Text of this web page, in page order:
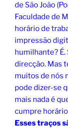
de São João
Faculdade de
horário de
impressão
humilhante?
direcção. Mas
muitos de nós
pode dizer-se
mais nada é
cumpre
Esses traços